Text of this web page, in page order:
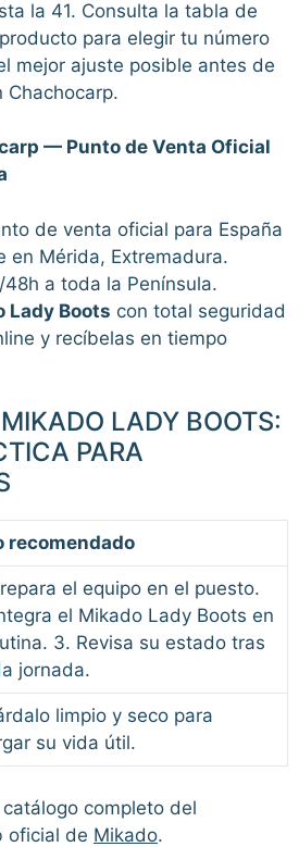
la 41. Consulta la tabla de
para elegir tu número
mejor ajuste posible antes de
Chachocarp.
— Punto de Venta Oficial
de venta oficial para España
en Mérida, Extremadura.
a toda la Península.
Lady Boots con total seguridad
y recíbelas en tiempo
LADY BOOTS:
PARA
recomendado
el equipo en el puesto.
el Mikado Lady Boots en
3. Revisa su estado tras
jornada.
limpio y seco para
su vida útil.
completo del
oficial de Mikado.